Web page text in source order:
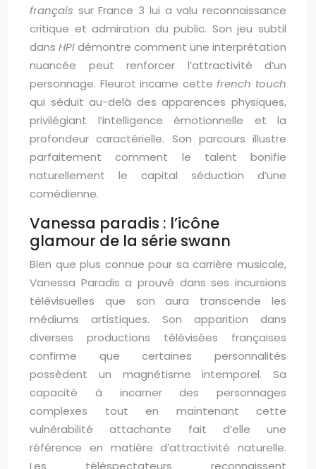
français sur France 3 lui a valu reconnaissance
critique et admiration du public. Son jeu subtil
dans HPIdémontre comment une interprétation
nuancée peut renforcer l’attractivité d’un
personnage. Fleurot incarne cettefrench touch
qui séduit au-delà des apparences physiques,
privilégiant l’intelligence émotionnelle et la
profondeur caractérielle. Son parcours illustre
parfaitement comment le talent bonifie
naturellement le capital séduction d’une
comédienne.
Vanessa paradis : l’icône
glamour de la série swann
Bien que plus connue pour sa carrière musicale,
Vanessa Paradis a prouvé dans ses incursions
télévisuelles que son aura transcende les
médiums artistiques. Son apparition dans
diverses productions télévisées françaises
confirme que certaines personnalités
possèdent un magnétisme intemporel. Sa
capacité à incarner des personnages
complexes tout en maintenant cette
vulnérabilité attachante fait d’elle une
référence en matière d’attractivité naturelle.
Les téléspectateurs reconnaissent